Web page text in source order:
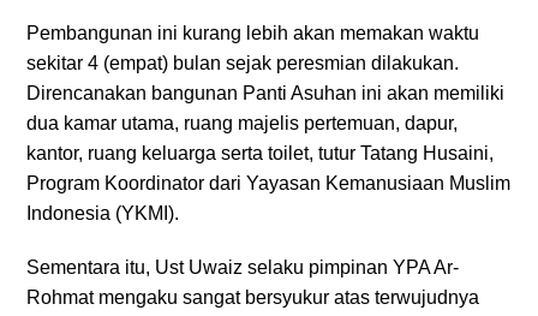
Pembangunan ini kurang lebih akan memakan waktu
sekitar 4 (empat) bulan sejak peresmian dilakukan.
Direncanakan bangunan Panti Asuhan ini akan memiliki
dua kamar utama, ruang majelis pertemuan, dapur,
kantor, ruang keluarga serta toilet, tutur Tatang Husaini,
Program Koordinator dari Yayasan Kemanusiaan Muslim
Indonesia (YKMI).
Sementara itu, Ust Uwaiz selaku pimpinan YPA Ar-
Rohmat mengaku sangat bersyukur atas terwujudnya